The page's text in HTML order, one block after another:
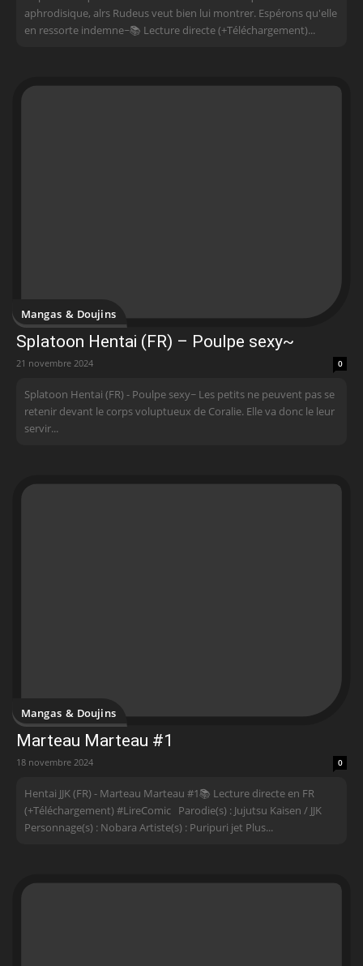
aphrodisique, alrs Rudeus veut bien lui montrer. Espérons qu'elle
en ressorte indemne~📚 Lecture directe (+Téléchargement)...
Mangas & Doujins
Splatoon Hentai (FR) – Poulpe sexy~
21 novembre 2024 0
Splatoon Hentai (FR) - Poulpe sexy~ Les petits ne peuvent pas se
retenir devant le corps voluptueux de Coralie. Elle va donc le leur
servir...
Mangas & Doujins
Marteau Marteau #1
18 novembre 2024 0
Hentai JJK (FR) - Marteau Marteau #1📚 Lecture directe en FR
(+Téléchargement) #LireComic Parodie(s) : Jujutsu Kaisen / JJK
Personnage(s) : Nobara Artiste(s) : Puripuri jet Plus...